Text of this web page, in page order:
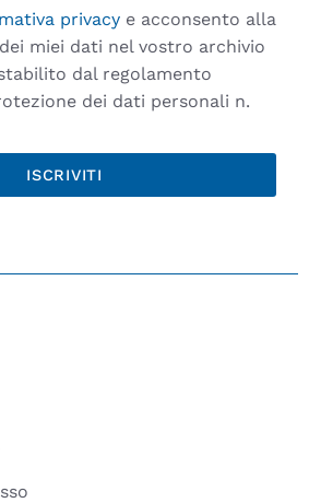
privacy e acconsento alla
miei dati nel vostro archivio
dal regolamento
dei dati personali n.
ISCRIVITI